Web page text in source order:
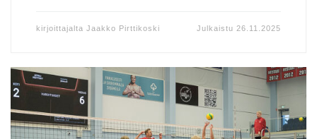
kirjoittajalta Jaakko Pirttikoski Julkaistu 26.11.2025